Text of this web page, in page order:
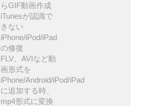
らGIF動画作成
iTunesが認識で
きない
iPhone/iPod/iPad
の修復
FLV、AVIなど動
画形式を
iPhone/Android/iPod/iPad
に追加する時、
mp4形式に変換